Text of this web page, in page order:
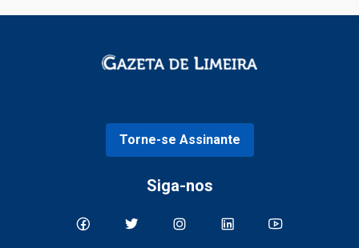
Torne-se Assinante
Siga-nos